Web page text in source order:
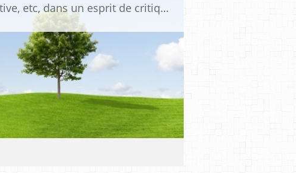
Blog destiné à commenter l'actualité, politique, économique, culturelle, sportive, etc, dans un esprit de critique philosophique, d'esprit chrétien et français.La collaboration des lecteurs est souhaitée, de même que la courtoisie, et l'esprit de tolérance.